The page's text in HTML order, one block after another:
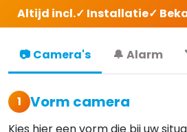
Altijd incl.✓ Installatie✓
📷 Camera's 🔔 Alarm
1 Vorm camera